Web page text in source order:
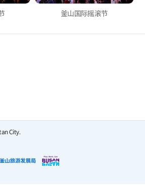
釜山国际摇滚节
City.